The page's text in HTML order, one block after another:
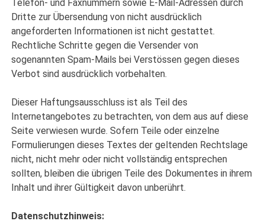
Telefon- und Faxnummern sowie E-Mail-Adressen durch
Dritte zur Übersendung von nicht ausdrücklich
angeforderten Informationen ist nicht gestattet.
Rechtliche Schritte gegen die Versender von
sogenannten Spam-Mails bei Verstössen gegen dieses
Verbot sind ausdrücklich vorbehalten.
Dieser Haftungsausschluss ist als Teil des
Internetangebotes zu betrachten, von dem aus auf diese
Seite verwiesen wurde. Sofern Teile oder einzelne
Formulierungen dieses Textes der geltenden Rechtslage
nicht, nicht mehr oder nicht vollständig entsprechen
sollten, bleiben die übrigen Teile des Dokumentes in ihrem
Inhalt und ihrer Gültigkeit davon unberührt.
Datenschutzhinweis: